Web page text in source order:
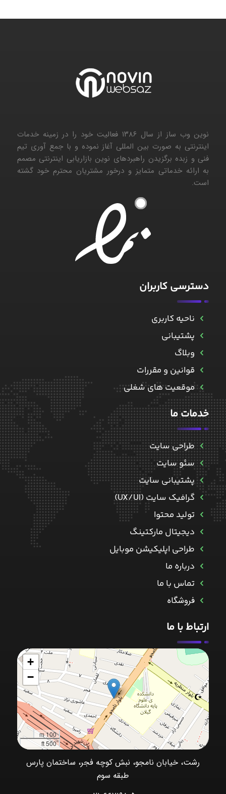
نوین وب ساز از سال ۱۳۸۶ فعالیت خود را در زمینه خدمات
اینترنتی به صورت بین المللی آغاز نموده و با جمع آوری تیم
فنی و زبده برگزیدن راهبردهای نوین بازاریابی اینترنتی مصمم
به ارائه خدماتی متمایز و درخور مشتریان محترم خود گشته
است.
دسترسی کاربران
ناحیه کاربری
پشتیبانی
وبلاگ
قوانین و مقررات
موقعیت های شغلی
خدمات ما
طراحی سایت
سئو سایت
پشتیبانی سایت
گرافیک سایت (UX/UI)
تولید محتوا
دیجیتال مارکتینگ
طراحی اپلیکیشن موبایل
درباره ما
تماس با ما
فروشگاه
ارتباط با ما
+
−
100 m
500 ft
رشت، خیابان نامجو، نبش کوچه فجر، ساختمان پارس
طبقه سوم